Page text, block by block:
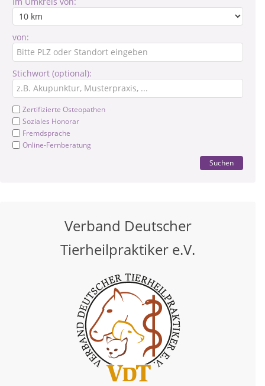
von:
Stichwort (optional):
Zertifizierte Osteopathen
Soziales Honorar
Fremdsprache
Online-Fernberatung
Suchen
Verband Deutscher
Tierheilpraktiker e.V.